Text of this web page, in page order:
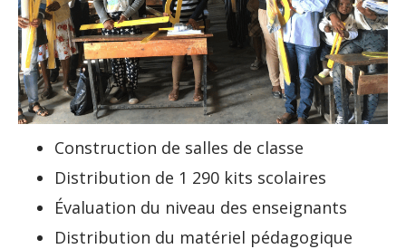
Construction de salles de classe
Distribution de 1 290 kits scolaires
Évaluation du niveau des enseignants
Distribution du matériel pédagogique